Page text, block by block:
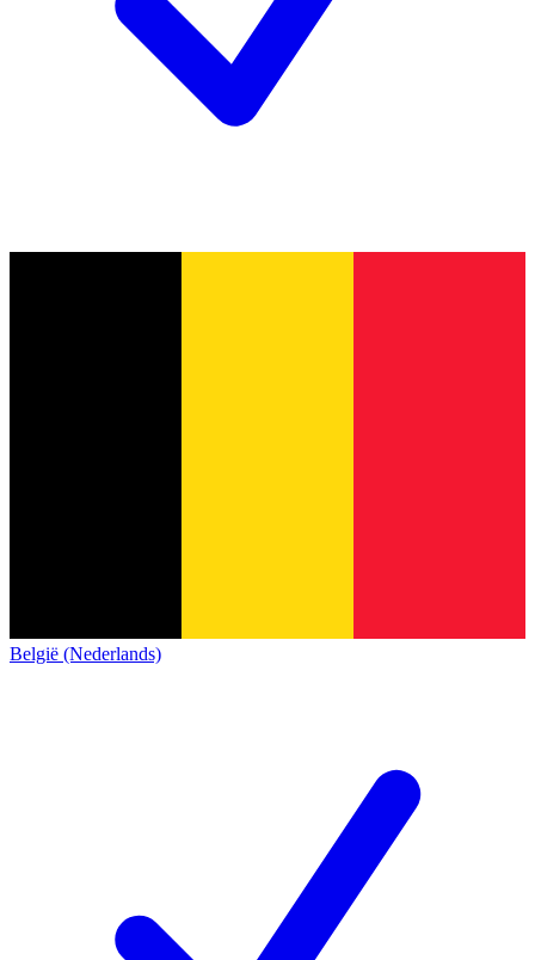
België (Nederlands)